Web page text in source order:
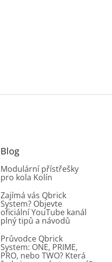
Blog
Modulární přístřešky
pro kola Kolín
Zajímá vás Qbrick
System? Objevte
oficiální YouTube kanál
plný tipů a návodů
Průvodce Qbrick
System: ONE, PRIME,
PRO, nebo TWO? Která